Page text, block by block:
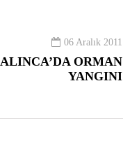
06 Aralık 2011
ORMAN
YANGINI